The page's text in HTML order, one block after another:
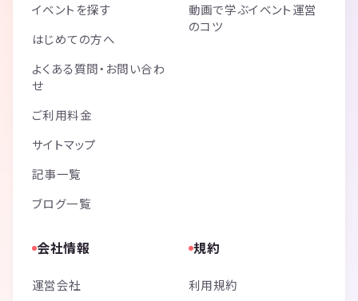
イベントを探す
はじめての方へ
よくある質問・お問い合わ
せ
ご利用料金
サイトマップ
記事一覧
ブログ一覧
動画で学ぶイベント運営
のコツ
会社情報
運営会社
規約
利用規約